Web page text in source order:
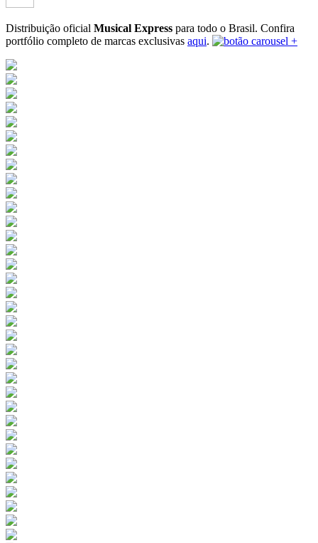
Distribuição oficial Musical Express para todo o Brasil. Confira
portfólio completo de marcas exclusivas aqui.